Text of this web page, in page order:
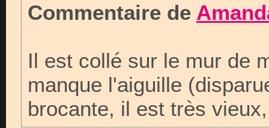
Commentaire de
Il est collé sur le mur de
manque l'aiguille
brocante, il est très